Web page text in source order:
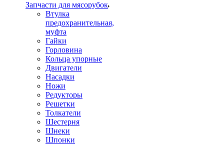
Запчасти для мясорубок
Втулка
предохранительная,
муфта
Гайки
Горловина
Кольца упорные
Двигатели
Насадки
Ножи
Редукторы
Решетки
Толкатели
Шестерня
Шнеки
Шпонки